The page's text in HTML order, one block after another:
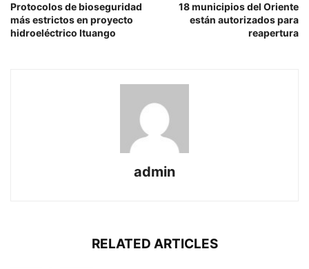
Protocolos de bioseguridad
más estrictos en proyecto
hidroeléctrico Ituango
18 municipios del Oriente
están autorizados para
reapertura
admin
RELATED ARTICLES